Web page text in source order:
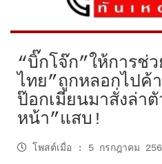
“บิ๊กโจ๊ก”ให้การช่
ไทย”ถูกหลอกไปค้
ป๊อกเมียนมาสั่งล่า
หน้า”แสบ!
โพสต์เมื่อ : 5 กรกฎาคม